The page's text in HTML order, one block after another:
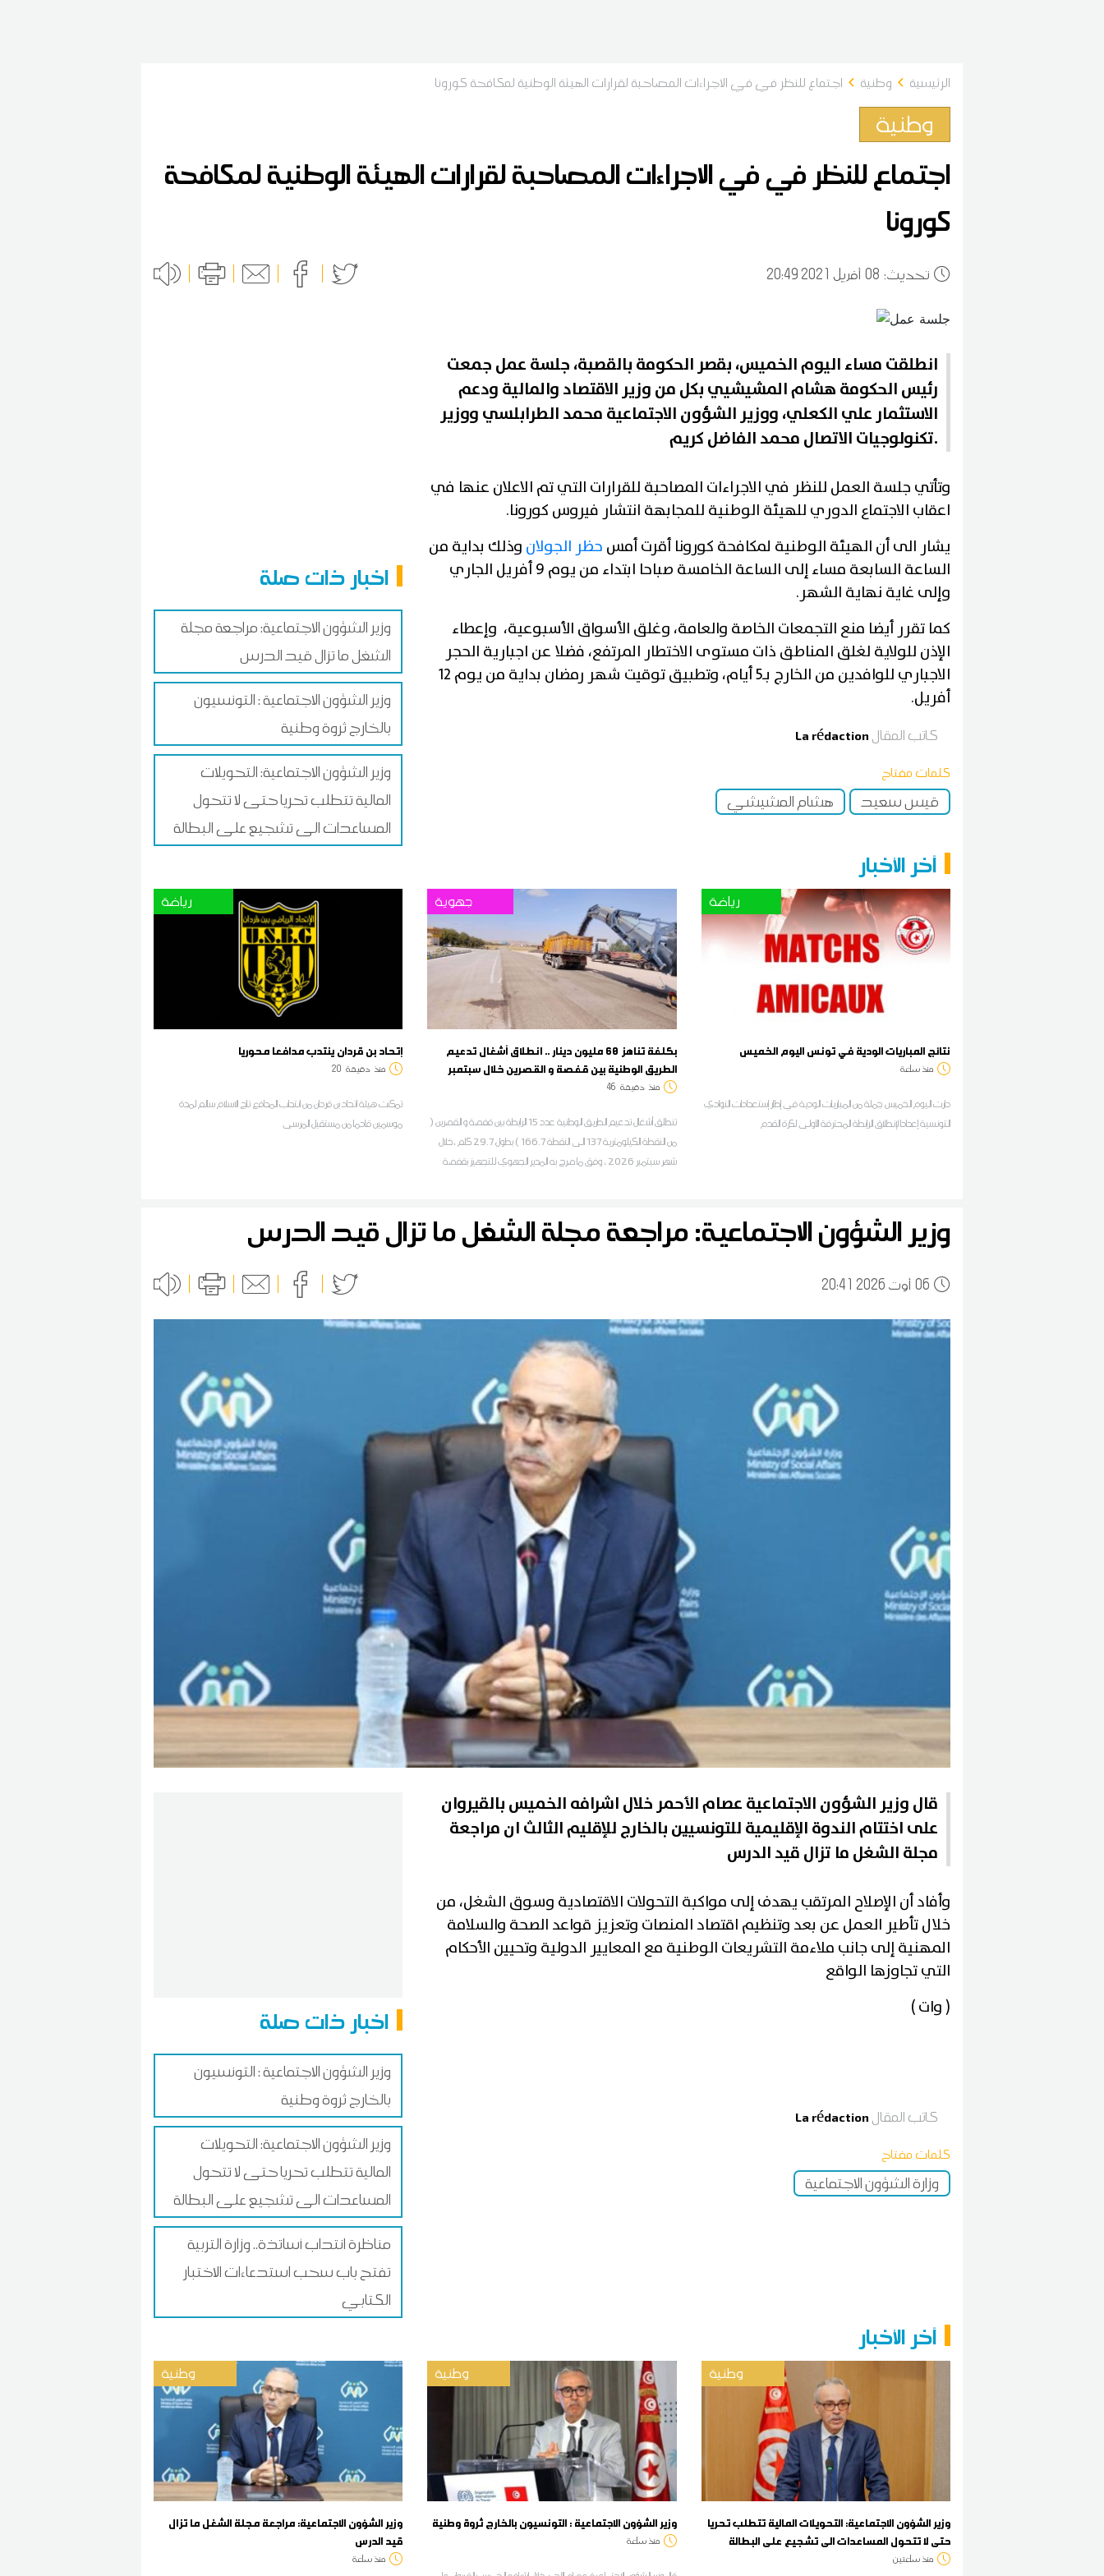
الرئيسية وطنية اجتماع للنظر في في الاجراءات المصاحبة لقرارات الهيئة الوطنية لمكافحة كورونا
وطنية
اجتماع للنظر في في الاجراءات المصاحبة لقرارات الهيئة الوطنية لمكافحة
كورونا
:تحديث 0820:49 2021 أفريل
اخبار ذات صلة
وزير الشؤون الاجتماعية: مراجعة مجلة
الشغل ما تزال قيد الدرس
وزير الشؤون الاجتماعية : التونسيون
بالخارج ثروة وطنية
وزير الشؤون الاجتماعية: التحويلات
المالية تتطلب تحريا حتى لا تتحول
المساعدات الى تشجيع على البطالة
انطلقت مساء اليوم الخميس، بقصر الحكومة بالقصبة، جلسة عمل جمعت
رئيس الحكومة هشام المشيشيي بكل من وزير الاقتصاد والمالية ودعم
الاستثمار علي الكعلي، ووزير الشؤون الاجتماعية محمد الطرابلسي ووزير
تكنولوجيات الاتصال محمد الفاضل كريم.
وتأتي جلسة العمل للنظر في الاجراءات المصاحبة للقرارات التي تم الاعلان عنها في
اعقاب الاجتماع الدوري للهيئة الوطنية للمجابهة انتشار فيروس كورونا.
يشار الى أن الهيئة الوطنية لمكافحة كورونا أقرت أمس حظر الجولان وذلك بداية من
الساعة السابعة مساء إلى الساعة الخامسة صباحا ابتداء من يوم 9 أفريل الجاري
وإلى غاية نهاية الشهر.
كما تقرر أيضا منع التجمعات الخاصة والعامة، وغلق الأسواق الأسبوعية، وإعطاء
الإذن للولاية لغلق المناطق ذات مستوى الاختطار المرتفع، فضلا عن اجبارية الحجر
الاجباري للوافدين من الخارج بـ5 أيام، وتطبيق توقيت شهر رمضان بداية من يوم 12
أفريل.
كاتب المقال La rédaction
كلمات مفتاح
قيس سعيد هشام المشيشي
آخر الأخبار
رياضة
إتحاد بن قردان ينتدب مدافعا محوريا
منذ دقيقة 20
تمكنت هيئة اتحاد بن قردان من انتداب المدافع تاج الاسلام سالم لمدة
موسمين قادما من مستقبل المرسى
جهوية
بكلفة تناهز 60 مليون دينار .. انطلاق أشغال تدعيم
الطريق الوطنية بين قفصة و القصرين خلال سبتمبر
منذ دقيقة 46
تنطلق أشغال تدعيم الطريق الوطنية عدد 15 الرابطة بين قفصة و القصرين (
من النقطة الكيلومترية 137 الى النقطة 166.7 ) بطول 29.7 كلم ،خلال
شهر سبتمبر 2026 ، وفق ما صرح به المدير الجهوي للتجهيز بقفصة
رياضة
نتائج المباريات الودية في تونس اليوم الخميس
منذ ساعة
دارت اليوم الخميس جملة من المباريات الودية في إطار إستعدادات النوادي
التونسية إعدادا لإنطلاق الرابطة المحترفة الأولى لكرة القدم
وزير الشؤون الاجتماعية: مراجعة مجلة الشغل ما تزال قيد الدرس
0620:41 2026 أوت
اخبار ذات صلة
وزير الشؤون الاجتماعية : التونسيون
بالخارج ثروة وطنية
وزير الشؤون الاجتماعية: التحويلات
المالية تتطلب تحريا حتى لا تتحول
المساعدات الى تشجيع على البطالة
مناظرة انتداب أساتذة.. وزارة التربية
تفتح باب سحب استدعاءات الاختبار
الكتابي
قال وزير الشؤون الاجتماعية عصام الأحمر خلال اشرافه الخميس بالقيروان
على اختتام الندوة الإقليمية للتونسيين بالخارج للإقليم الثالث ان مراجعة
مجلة الشغل ما تزال قيد الدرس
وأفاد أن الإصلاح المرتقب يهدف إلى مواكبة التحولات الاقتصادية وسوق الشغل، من
خلال تأطير العمل عن بعد وتنظيم اقتصاد المنصات وتعزيز قواعد الصحة والسلامة
المهنية إلى جانب ملاءمة التشريعات الوطنية مع المعايير الدولية وتحيين الأحكام
التي تجاوزها الواقع
( وات )
كاتب المقال La rédaction
كلمات مفتاح
وزارة الشؤون الاجتماعية
آخر الأخبار
وطنية
وزير الشؤون الاجتماعية: مراجعة مجلة الشغل ما تزال
قيد الدرس
منذ ساعة
وطنية
وزير الشؤون الاجتماعية : التونسيون بالخارج ثروة وطنية
منذ ساعة
وطنية
وزير الشؤون الاجتماعية: التحويلات المالية تتطلب تحريا
حتى لا تتحول المساعدات الى تشجيع على البطالة
منذ ساعتين